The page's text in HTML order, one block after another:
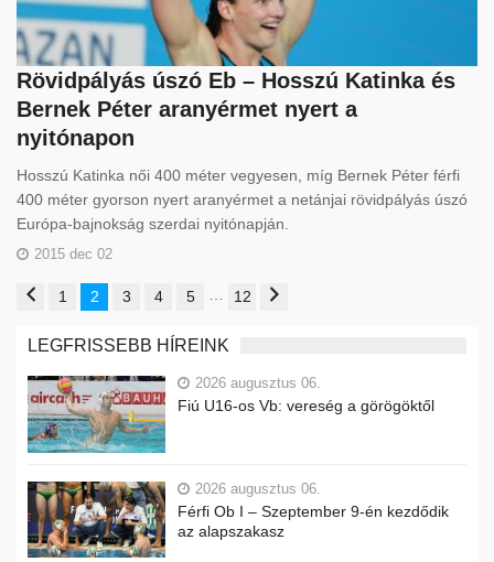
Rövidpályás úszó Eb – Hosszú Katinka és
Bernek Péter aranyérmet nyert a
nyitónapon
Hosszú Katinka női 400 méter vegyesen, míg Bernek Péter férfi
400 méter gyorson nyert aranyérmet a netánjai rövidpályás úszó
Európa-bajnokság szerdai nyitónapján.
2015 dec 02
1 2 3 4 5 … 12
LEGFRISSEBB HÍREINK
2026 augusztus 06.
Fiú U16-os Vb: vereség a görögöktől
2026 augusztus 06.
Férfi Ob I – Szeptember 9-én kezdődik
az alapszakasz